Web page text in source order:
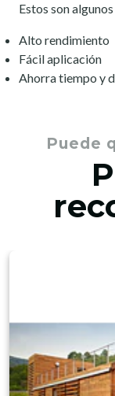
Estos son
Alto rendimiento
Fácil aplicación
Ahorra tiempo y
Puede